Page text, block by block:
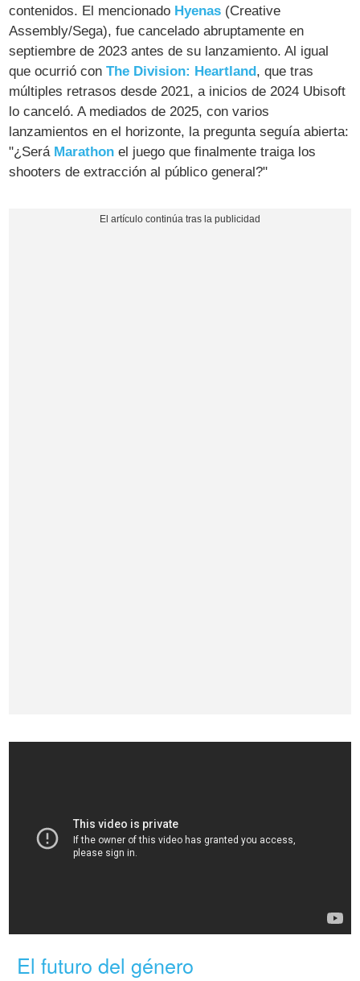
contenidos. El mencionado Hyenas (Creative
Assembly/Sega), fue cancelado abruptamente en
septiembre de 2023 antes de su lanzamiento. Al igual
que ocurrió conThe Division: Heartland, que tras
múltiples retrasos desde 2021, a inicios de 2024 Ubisoft
lo canceló. A mediados de 2025, con varios
lanzamientos en el horizonte, la pregunta seguía abierta:
"¿Será Marathon el juego que finalmente traiga los
shooters de extracción al público general?"
El futuro del género